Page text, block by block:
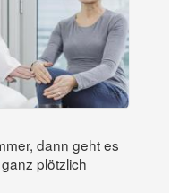
dann geht es
plötzlich